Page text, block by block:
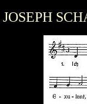
JOSEPH